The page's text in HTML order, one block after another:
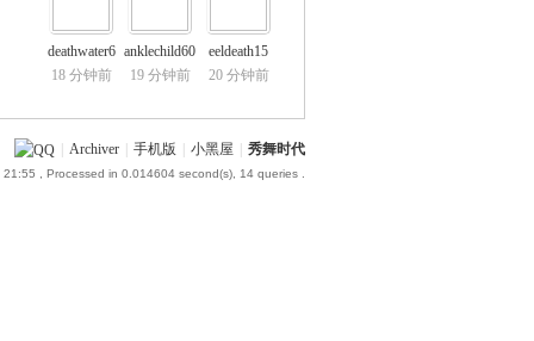
deathwater6
18 分钟前
anklechild60
19 分钟前
eeldeath15
20 分钟前
Archiver 手机版 小黑屋 秀舞时代
21:55 , Processed in 0.014604 second(s), 14 queries .